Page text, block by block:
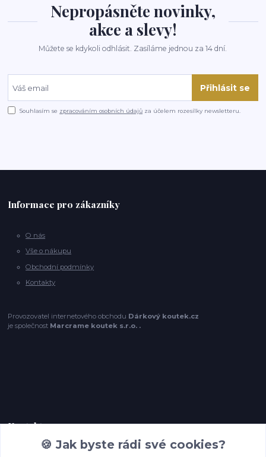
Nepropásněte novinky,
akce a slevy!
Můžete se kdykoli odhlásit. Zasíláme jednou za 14 dní.
Přihlásit se
Souhlasím se zpracováním osobních údajů za účelem rozesílky newsletteru.
Informace pro zákazníky
O nás
Vše o nákupu
Obchodní podmínky
Kontakty
Provozovatel internetového obchodu Dárkový koutek.cz
je společnost Marcrame koutek s.r.o. .
Kontakty
🍪 Jak byste rádi své cookies?